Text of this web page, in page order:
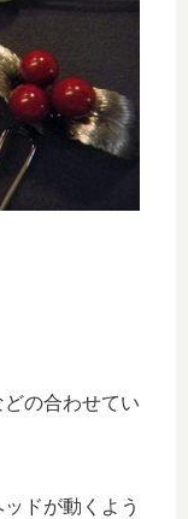
の合わせてい
ドが動くよう